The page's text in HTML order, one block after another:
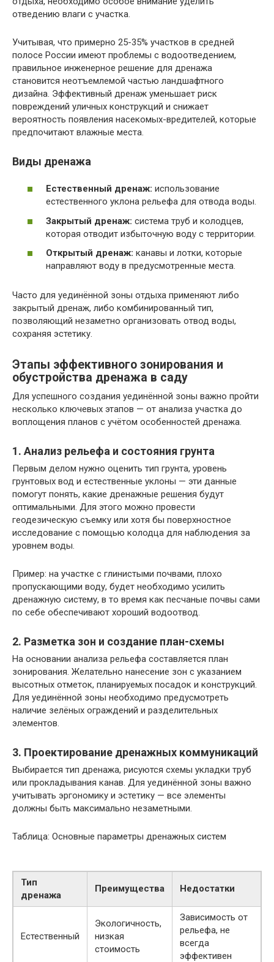
отведению влаги с участка.
Учитывая, что примерно 25-35% участков в средней
полосе России имеют проблемы с водоотведением,
правильное инженерное решение для дренажа
становится неотъемлемой частью ландшафтного
дизайна. Эффективный дренаж уменьшает риск
повреждений уличных конструкций и снижает
вероятность появления насекомых-вредителей, которые
предпочитают влажные места.
Виды дренажа
Естественный дренаж: использование
естественного уклона рельефа для отвода воды.
Закрытый дренаж: система труб и колодцев,
которая отводит избыточную воду с территории.
Открытый дренаж: канавы и лотки, которые
направляют воду в предусмотренные места.
Часто для уединённой зоны отдыха применяют либо
закрытый дренаж, либо комбинированный тип,
позволяющий незаметно организовать отвод воды,
сохраняя эстетику.
Этапы эффективного зонирования и
обустройства дренажа в саду
Для успешного создания уединённой зоны важно пройти
несколько ключевых этапов — от анализа участка до
воплощения планов с учётом особенностей дренажа.
1. Анализ рельефа и состояния грунта
Первым делом нужно оценить тип грунта, уровень
грунтовых вод и естественные уклоны — эти данные
помогут понять, какие дренажные решения будут
оптимальными. Для этого можно провести
геодезическую съемку или хотя бы поверхностное
исследование с помощью колодца для наблюдения за
уровнем воды.
Пример: на участке с глинистыми почвами, плохо
пропускающими воду, будет необходимо усилить
дренажную систему, в то время как песчаные почвы сами
по себе обеспечивают хороший водоотвод.
2. Разметка зон и создание план-схемы
На основании анализа рельефа составляется план
зонирования. Желательно нанесение зон с указанием
высотных отметок, планируемых посадок и конструкций.
Для уединённой зоны необходимо предусмотреть
наличие зелёных ограждений и разделительных
элементов.
3. Проектирование дренажных коммуникаций
Выбирается тип дренажа, рисуются схемы укладки труб
или прокладывания канав. Для уединённой зоны важно
учитывать эргономику и эстетику — все элементы
должны быть максимально незаметными.
Таблица: Основные параметры дренажных систем
Тип
дренажа
Преимущества Недостатки
Естественный
Экологичность,
низкая
стоимость
Зависимость от
рельефа, не
всегда
эффективен